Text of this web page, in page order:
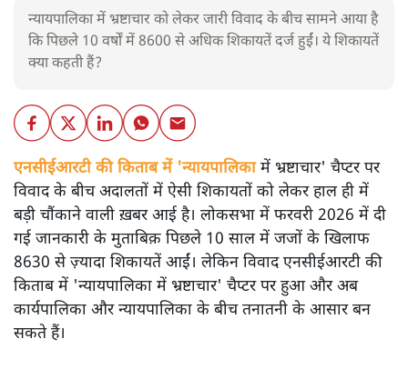
न्यायपालिका में भ्रष्टाचार को लेकर जारी विवाद के बीच सामने आया है
कि पिछले 10 वर्षों में 8600 से अधिक शिकायतें दर्ज हुईं। ये शिकायतें
क्या कहती हैं?
एनसीईआरटी की किताब में 'न्यायपालिकामें भ्रष्टाचार' चैप्टर पर
विवाद के बीच अदालतों में ऐसी शिकायतों को लेकर हाल ही में
बड़ी चौंकाने वाली ख़बर आई है। लोकसभा में फरवरी 2026 में दी
गई जानकारी के मुताबिक़ पिछले 10 साल में जजों के खिलाफ
8630 से ज़्यादा शिकायतें आईं। लेकिन विवाद एनसीईआरटी की
किताब में 'न्यायपालिका में भ्रष्टाचार' चैप्टर पर हुआ और अब
कार्यपालिका और न्यायपालिका के बीच तनातनी के आसार बन
सकते हैं।